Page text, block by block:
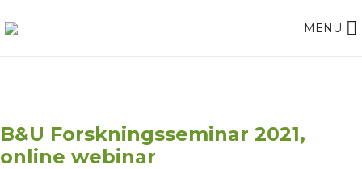
MENU
B&U Forskningsseminar 2021,
online webinar